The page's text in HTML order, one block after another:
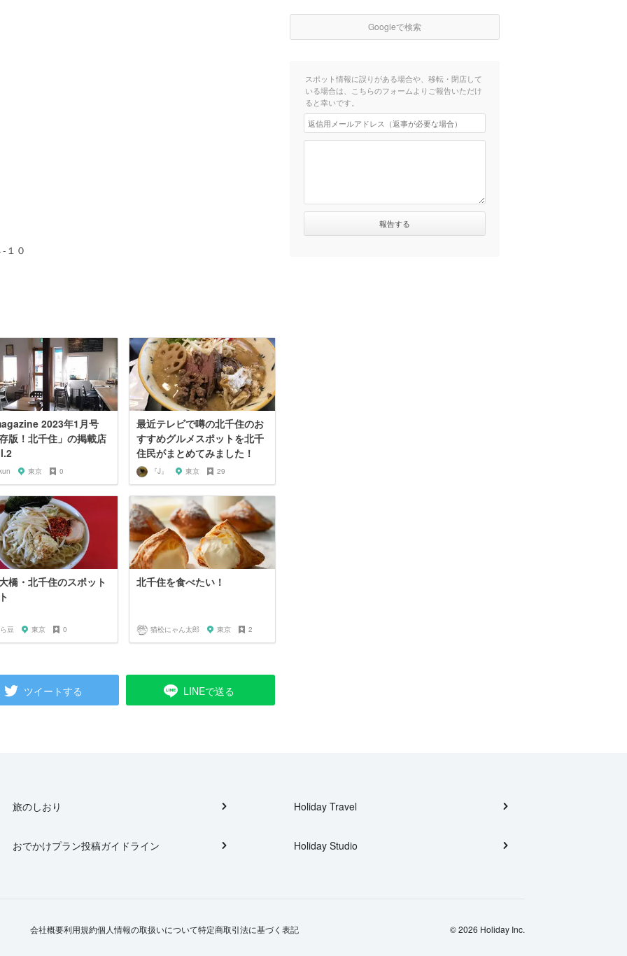
１０
2023年1月号
存版！北千住」の掲載店
東京 0
最近テレビで噂の北千住のお
すすめグルメスポットを北千
住民がまとめてみました！
『J』 東京 29
橋・北千住のスポット
豆 東京 0
北千住を食べたい！
猫松にゃん太郎 東京 2
ツイートする LINEで送る
Googleで検索
スポット情報に誤りがある場合や、移転・閉店して
いる場合は、こちらのフォームよりご報告いただけ
ると幸いです。
旅のしおり
おでかけプラン投稿ガイドライン
Holiday Travel
Holiday Studio
会社概要利用規約個人情報の取扱いについて特定商取引法に基づく表記 © 2026 Holiday Inc.